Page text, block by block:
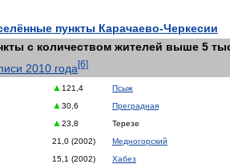
пункты Карачаево-Черкесии
с количеством жителей выше 5
2010 года[6]
▲ 121,4
Псыж
▲ 30,6
Преградная
▲ 23,8
Терезе
21,0 (2002)
Медногорский
15,1 (2002)
Хабез